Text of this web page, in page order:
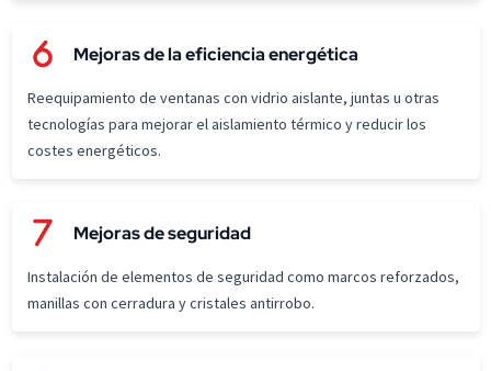
Mejoras de la eficiencia energética
Reequipamiento de ventanas con vidrio aislante, juntas u otras
tecnologías para mejorar el aislamiento térmico y reducir los
costes energéticos.
Mejoras de seguridad
Instalación de elementos de seguridad como marcos reforzados,
manillas con cerradura y cristales antirrobo.